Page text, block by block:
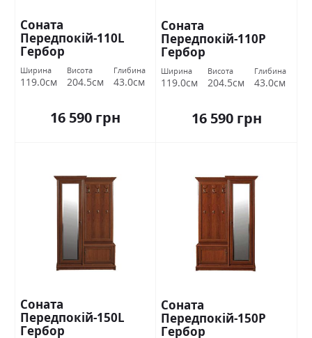
Соната
Передпокій-110L
Гербор
Ширина
119.0см
Висота
204.5см
Глибина
43.0см
16 590 грн
Соната
Передпокій-110P
Гербор
Ширина
119.0см
Висота
204.5см
Глибина
43.0см
16 590 грн
Соната
Передпокій-150L
Гербор
Соната
Передпокій-150P
Гербор